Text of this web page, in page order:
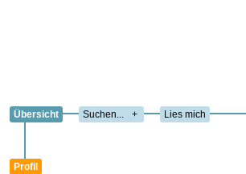
Übersicht + Lies mich
Profil